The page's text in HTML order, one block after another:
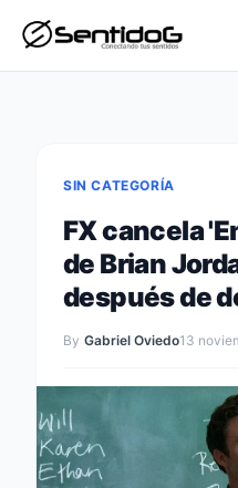
SIN CATEGORÍA
FX cancela
de Brian
después de
By Gabriel Oviedo13